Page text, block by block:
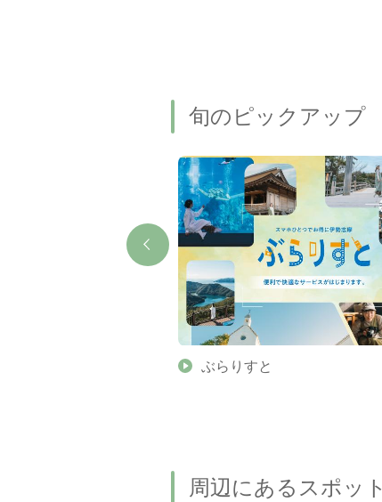
旬のピックアップ
ぶらりすと
周辺にあるスポット